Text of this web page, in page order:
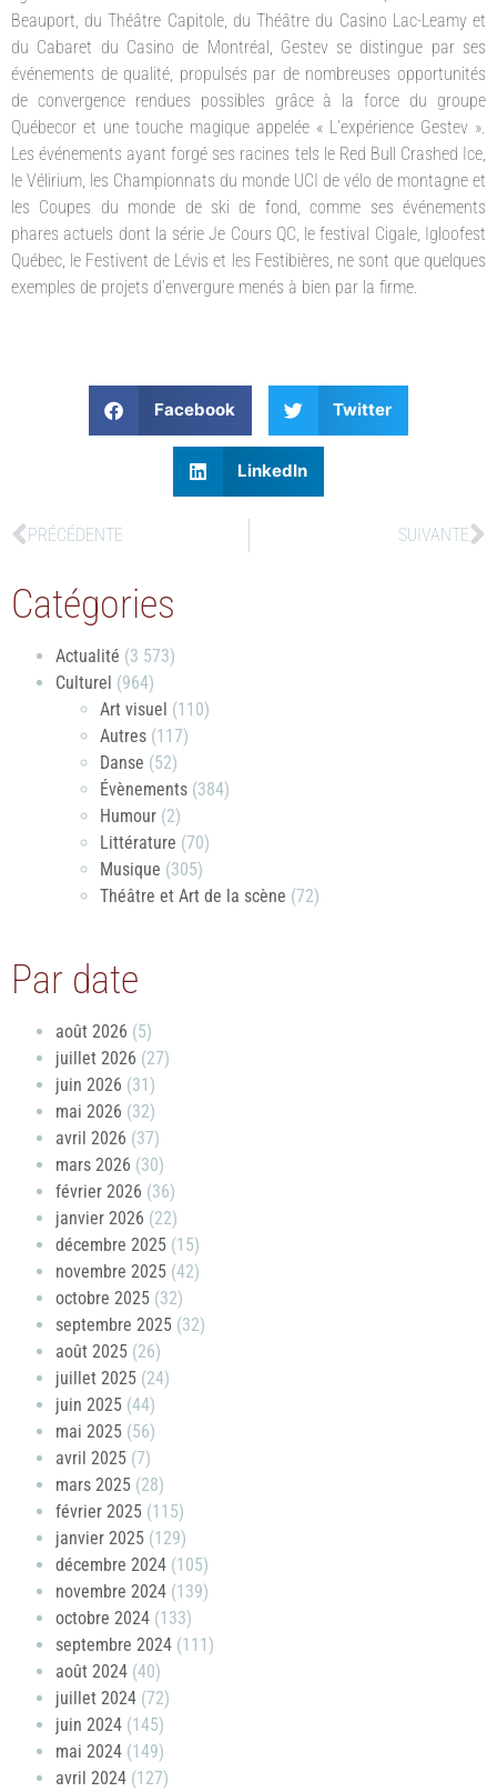
Beauport, du Théâtre Capitole, du Théâtre du Casino Lac-Leamy et
du Cabaret du Casino de Montréal, Gestev se distingue par ses
événements de qualité, propulsés par de nombreuses opportunités
de convergence rendues possibles grâce à la force du groupe
Québecor et une touche magique appelée « L’expérience Gestev ».
Les événements ayant forgé ses racines tels le Red Bull Crashed Ice,
le Vélirium, les Championnats du monde UCI de vélo de montagne et
les Coupes du monde de ski de fond, comme ses événements
phares actuels dont la série Je Cours QC, le festival Cigale, Igloofest
Québec, le Festivent de Lévis et les Festibières, ne sont que quelques
exemples de projets d’envergure menés à bien par la firme.
Facebook Twitter
LinkedIn
PRÉCÉDENTE SUIVANTE
Catégories
Actualité (3 573)
Culturel (964)
Art visuel (110)
Autres (117)
Danse (52)
Évènements (384)
Humour (2)
Littérature (70)
Musique (305)
Théâtre et Art de la scène (72)
Par date
août 2026 (5)
juillet 2026 (27)
juin 2026 (31)
mai 2026 (32)
avril 2026 (37)
mars 2026 (30)
février 2026 (36)
janvier 2026 (22)
décembre 2025 (15)
novembre 2025 (42)
octobre 2025 (32)
septembre 2025 (32)
août 2025 (26)
juillet 2025 (24)
juin 2025 (44)
mai 2025 (56)
avril 2025 (7)
mars 2025 (28)
février 2025 (115)
janvier 2025 (129)
décembre 2024 (105)
novembre 2024 (139)
octobre 2024 (133)
septembre 2024 (111)
août 2024 (40)
juillet 2024 (72)
juin 2024 (145)
mai 2024 (149)
avril 2024 (127)